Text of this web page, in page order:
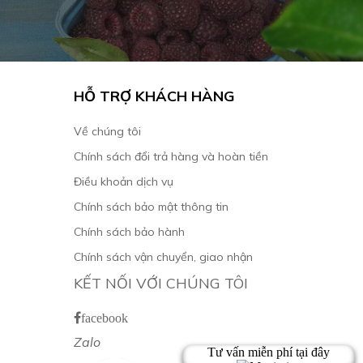
HỖ TRỢ KHÁCH HÀNG
Về chúng tôi
Chính sách đổi trả hàng và hoàn tiền
Điều khoản dịch vụ
Chính sách bảo mật thông tin
Chính sách bảo hành
Chính sách vận chuyển, giao nhận
KẾT NỐI VỚI CHÚNG TÔI
facebook
Zalo